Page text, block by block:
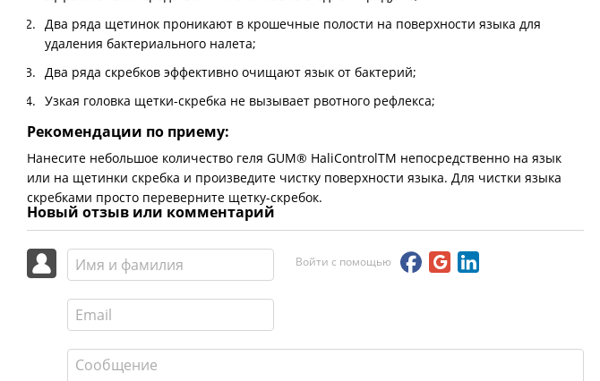
Два ряда щетинок проникают в крошечные полости на поверхности языка для
удаления бактериального налета;
Два ряда скребков эффективно очищают язык от бактерий;
Узкая головка щетки-скребка не вызывает рвотного рефлекса;
Рекомендации по приему:
Нанесите небольшое количество геля GUM® HaliControlTM непосредственно на язык
или на щетинки скребка и произведите чистку поверхности языка. Для чистки языка
скребками просто переверните щетку-скребок.
Новый отзыв или комментарий
Войти с помощью